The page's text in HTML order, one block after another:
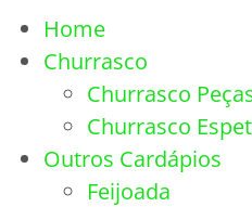
Home
Churrasco
Churrasco
Churrasco
Outros Cardápios
Feijoada